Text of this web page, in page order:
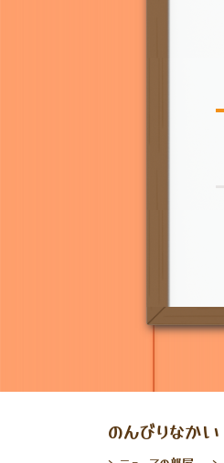
のんびりなかい